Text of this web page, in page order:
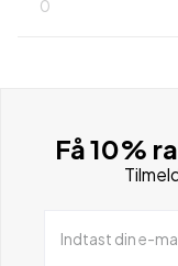
0
Få 10%
Indtast din e-